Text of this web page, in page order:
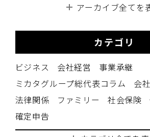
アーカイブ全てを
カテゴリ
ビジネス 会社経営
事業承継
ミカタグループ総代表コラム
会
法律関係
ファミリー 社会保険
確定申告